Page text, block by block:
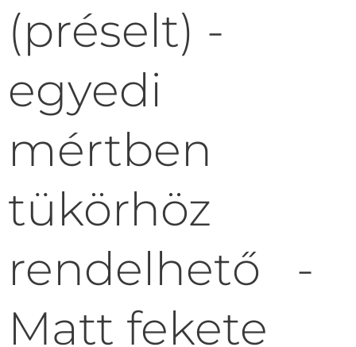
(préselt) -
egyedi
mértben
tükörhöz
rendelhető -
Matt fekete